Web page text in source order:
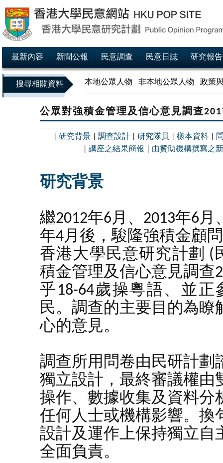
最新內容 新聞公報 民意調查 民意日誌 研究報告
搜尋相關資料 本地公眾人物 非本地公眾人物 政策
公眾對強積金管理及信心意見調查
研究背景| 調查設計 研究隊員 樣本資料|
講座之結果簡報 由贊助機構撰寫之
研究背景
繼2012年6月、2013年6月
年4月後，駿隆強積金顧
香港大學民意研究計劃 (
積金管理及信心意見調查
乎18-64歲操粵語、並
民。調查的主要目的為瞭
心的意見。
調查所用問卷由民研計劃
獨立設計，最終審議權由
操作、數據收集及資料分
任何人士或機構影響。換
設計及運作上保持獨立自
全面負責。